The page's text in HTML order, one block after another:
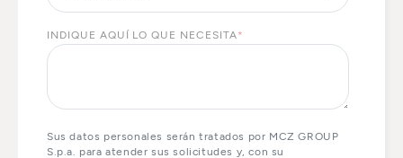
INDIQUE AQUÍ LO QUE NECESITA*
Sus datos personales serán tratados por MCZ GROUP
S.p.a. para atender sus solicitudes y, con su